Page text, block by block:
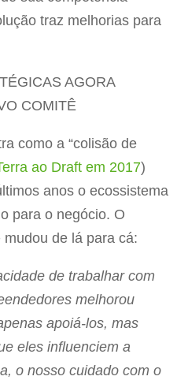
traz melhorias para
AGORA
COMITÊ
como a “colisão de
ao Draft em 2017)
anos o ecossistema
para o negócio. O
de lá para cá:
de trabalhar com
melhorou
apoiá-los, mas
eles influenciem a
o nosso cuidado com o